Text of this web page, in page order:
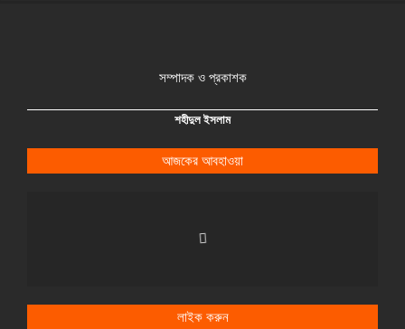
সম্পাদক ও প্রকাশক
শহীদুল ইসলাম
আজকের আবহাওয়া
লাইক করুন